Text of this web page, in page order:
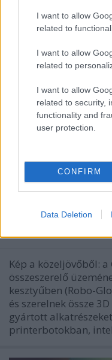
I want to allow
related to
I want to allow
related to
I want to allow
related to security,
functionality and
user protection.
CONFIRM
Data Deletion
Robotkesztyű
Kép a közeljövőből:
összeszerelő
kesztyűben (Robo-
és szerelnek össze
gyártott
printerbotokban,